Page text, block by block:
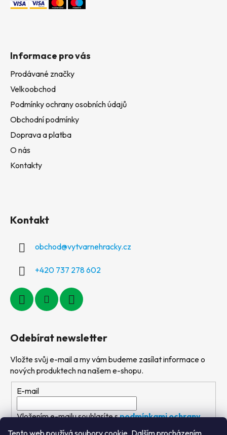
Tento web používá soubory cookie. Dalším procházením
Informace pro vás
Prodávané značky
Velkoobchod
Podmínky ochrany osobních údajů
Obchodní podmínky
Doprava a platba
O nás
Kontakty
Kontakt
obchod@vytvarnehracky.cz
+420 737 278 602
Odebírat newsletter
Vložte svůj e-mail a my vám budeme zasílat informace o
nových produktech na našem e-shopu.
E-mail
Vložením e-mailu souhlasíte spodmínkami ochrany
osobních údajů